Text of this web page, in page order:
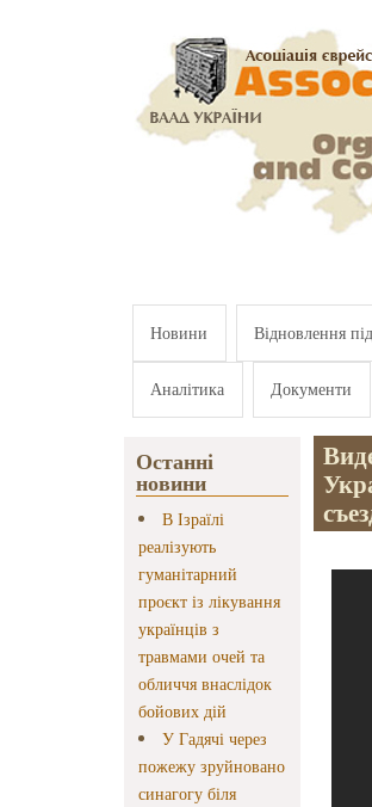
Новини Відновлення
Аналітика Документи
Останні
новини
В Ізраїлі
реалізують
гуманітарний
проєкт із лікування
українців з
травмами очей та
обличчя внаслідок
бойових дій
У Гадячі через
пожежу зруйновано
синагогу біля